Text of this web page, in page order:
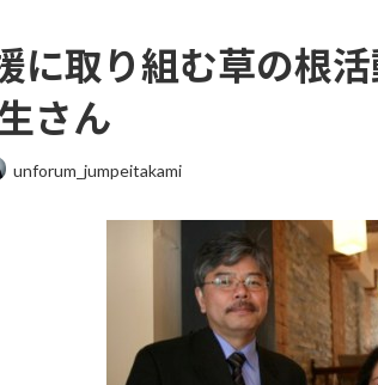
に取り組む草の根
さん
unforum_jumpeitakami